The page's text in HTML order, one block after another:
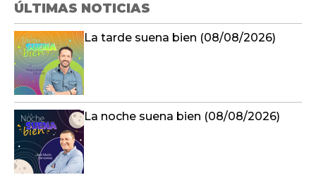
ÚLTIMAS NOTICIAS
La tarde suena bien (08/08/2026)
La noche suena bien (08/08/2026)